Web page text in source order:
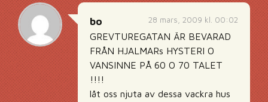
28 mars, 2009 kl. 00:02
bo
GREVTUREGATAN ÄR BEVARAD
FRÅN HJALMARs HYSTERI O
VANSINNE PÅ 60 O 70 TALET
!!!!
låt oss njuta av dessa vackra hus